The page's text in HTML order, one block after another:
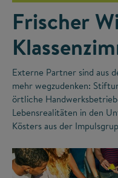
Frischer
Externe Partner sind aus
mehr wegzudenken:
örtliche
Lebensrealitäten in den
Kösters aus der